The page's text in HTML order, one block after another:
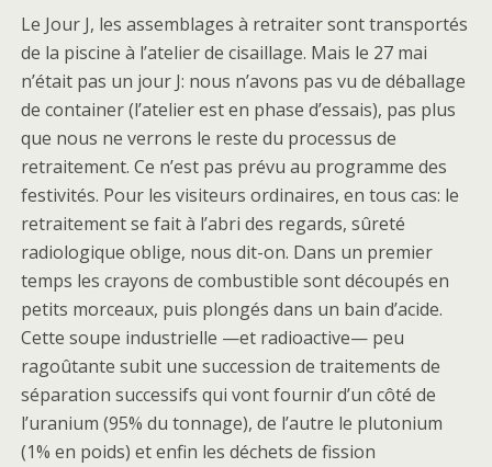
Le Jour J, les assemblages à retraiter sont transportés
de la piscine à l’atelier de cisaillage. Mais le 27 mai
n’était pas un jour J: nous n’avons pas vu de déballage
de container (l’atelier est en phase d’essais), pas plus
que nous ne verrons le reste du processus de
retraitement. Ce n’est pas prévu au programme des
festivités. Pour les visiteurs ordinaires, en tous cas: le
retraitement se fait à l’abri des regards, sûreté
radiologique oblige, nous dit-on. Dans un premier
temps les crayons de combustible sont découpés en
petits morceaux, puis plongés dans un bain d’acide.
Cette soupe industrielle —et radioactive— peu
ragoûtante subit une succession de traitements de
séparation successifs qui vont fournir d’un côté de
l’uranium (95% du tonnage), de l’autre le plutonium
(1% en poids) et enfin les déchets de fission